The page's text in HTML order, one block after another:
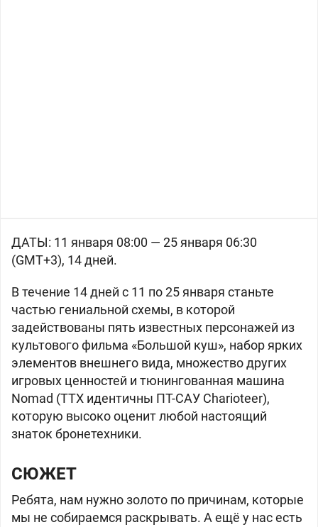
ДАТЫ: 11 января 08:00 — 25 января 06:30
(GMT+3), 14 дней.
В течение 14 дней с 11 по 25 января станьте
частью гениальной схемы, в которой
задействованы пять известных персонажей из
культового фильма «Большой куш», набор ярких
элементов внешнего вида, множество других
игровых ценностей и тюнингованная машина
Nomad (ТТХ идентичны ПТ-САУ Charioteer⁠),
которую высоко оценит любой настоящий
знаток бронетехники.
СЮЖЕТ
Ребята, нам нужно золото по причинам, которые
мы не собираемся раскрывать. А ещё у нас есть